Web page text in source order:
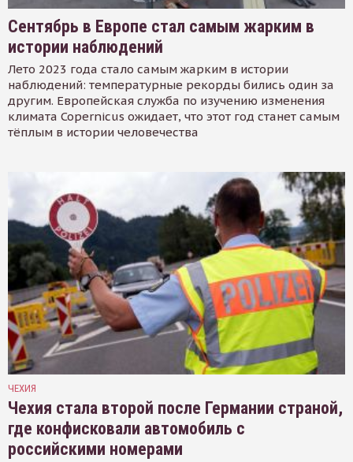
Сентябрь в Европе стал самым жарким в
истории наблюдений
Лето 2023 года стало самым жарким в истории
наблюдений: температурные рекорды бились один за
другим. Европейская служба по изучению изменения
климата Copernicus ожидает, что этот год станет самым
тёплым в истории человечества
ЧЕХИЯ
Чехия стала второй после Германии страной,
где конфисковали автомобиль с
российскими номерами